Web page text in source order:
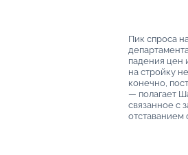
Пик спроса
падения цен
на стройку
конечно,
— полагает
связанное с